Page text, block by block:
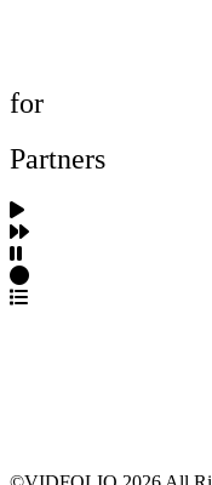
for
Partners